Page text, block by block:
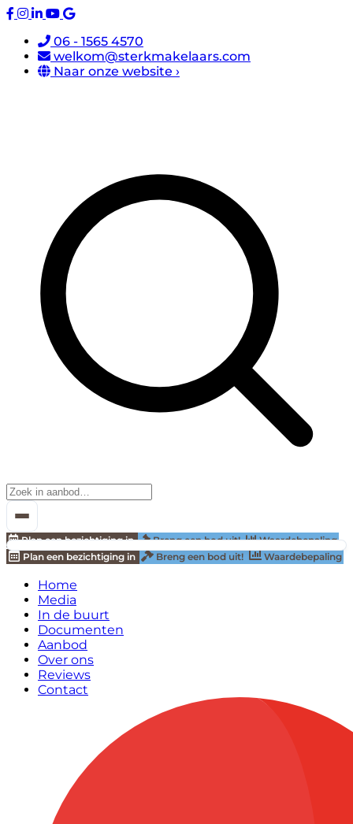
06 - 1565 4570
welkom@sterkmakelaars.com
Naar onze website ›
Plan een bezichtiging in Breng een bod uit!
Waardebepaling
Plan een bezichtiging in
Breng een bod uit! Waardebepaling
Home
Media
In de buurt
Documenten
Aanbod
Over ons
Reviews
Contact